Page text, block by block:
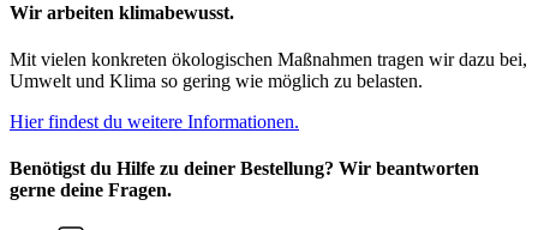
Wir arbeiten klimabewusst.
Mit vielen konkreten ökologischen Maßnahmen tragen wir dazu bei,
Umwelt und Klima so gering wie möglich zu belasten.
Hier findest du weitere Informationen.
Benötigst du Hilfe zu deiner Bestellung? Wir beantworten
gerne deine Fragen.